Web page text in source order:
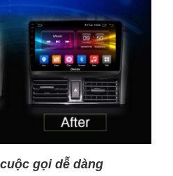
gọi dễ dàng